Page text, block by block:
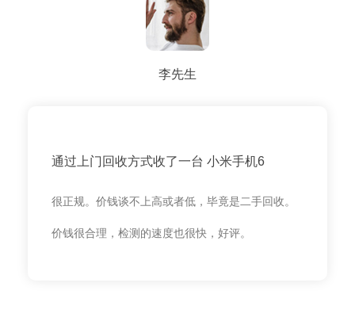
李先生
通过上门回收方式收了一台 小米手机6
很正规。价钱谈不上高或者低，毕竟是二手回收。
价钱很合理，检测的速度也很快，好评。